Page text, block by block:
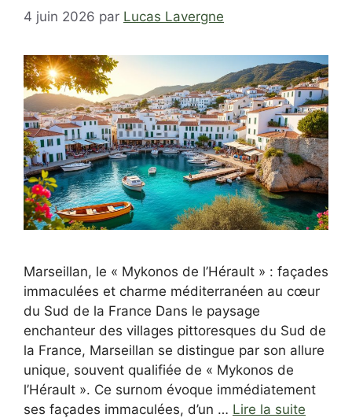
4 juin 2026 par Lucas Lavergne
Marseillan, le « Mykonos de l’Hérault » : façades
immaculées et charme méditerranéen au cœur
du Sud de la France Dans le paysage
enchanteur des villages pittoresques du Sud de
la France, Marseillan se distingue par son allure
unique, souvent qualifiée de « Mykonos de
l’Hérault ». Ce surnom évoque immédiatement
ses façades immaculées, d’un … Lire la suite